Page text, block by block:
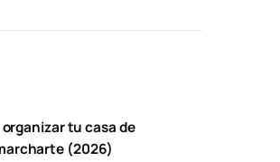
tu casa de
(2026)